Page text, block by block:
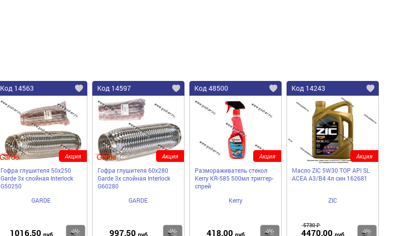
Купить
Код 14563
Гофра глушителя 50x250
Garde 3х слойная Interloсk
G50250
GARDE
1016,50 Купить
Акция
Код 14597
Гофра глушителя 60x280
Garde 3х слойная Interloсk
G60280
GARDE
997,50 Купить
Акция
Код 48500
Размораживатель стекол
Kerry KR-585 500мл триггер-
спрей
Kerry
418,00 Купить
Акция
Код 14243
Масло ZIC 5W30 TOP API SL
ACEA A3/B4 4л син 162681
ZIC
5730 ₽
4470,00
Акция